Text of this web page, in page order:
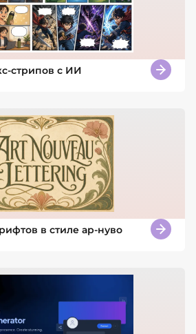
стрипов с ИИ
в стиле ар-нуво